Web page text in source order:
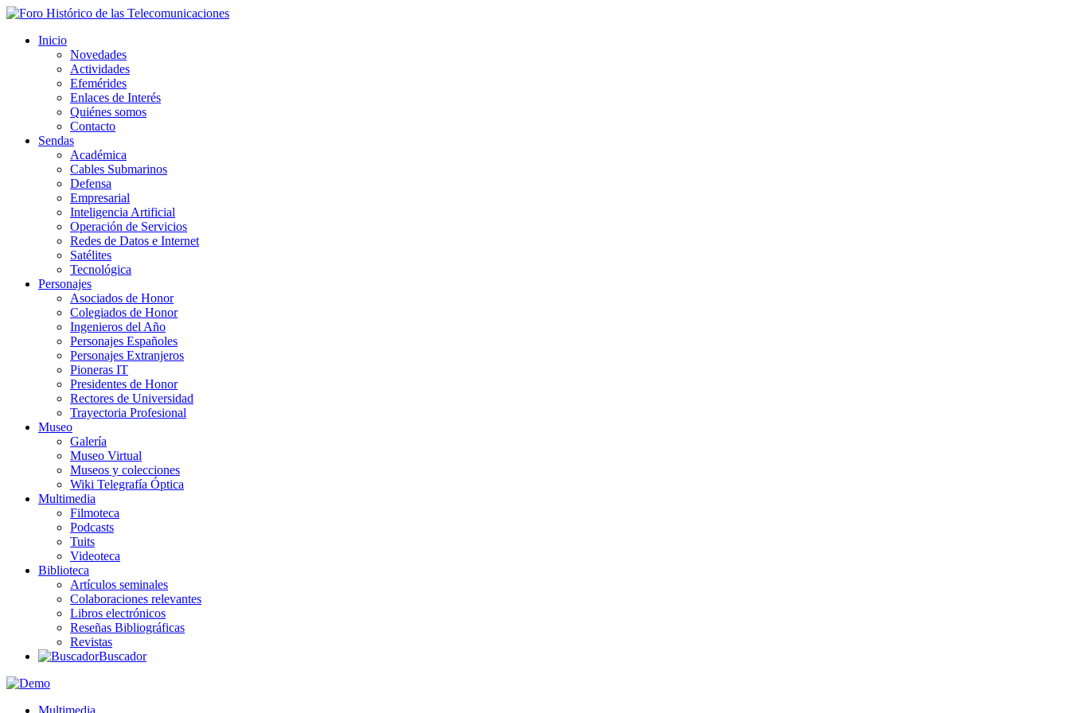
Inicio
Novedades
Actividades
Efemérides
Enlaces de Interés
Quiénes somos
Contacto
Sendas
Académica
Cables Submarinos
Defensa
Empresarial
Inteligencia Artificial
Operación de Servicios
Redes de Datos e Internet
Satélites
Tecnológica
Personajes
Asociados de Honor
Colegiados de Honor
Ingenieros del Año
Personajes Españoles
Personajes Extranjeros
Pioneras IT
Presidentes de Honor
Rectores de Universidad
Trayectoria Profesional
Museo
Galería
Museo Virtual
Museos y colecciones
Wiki Telegrafía Óptica
Multimedia
Filmoteca
Podcasts
Tuits
Videoteca
Biblioteca
Artículos seminales
Colaboraciones relevantes
Libros electrónicos
Reseñas Bibliográficas
Revistas
Buscador
Multimedia